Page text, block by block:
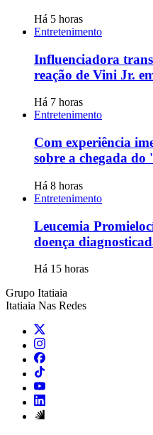
Há 5 horas
Entretenimento
Influenciadora
reação de Vini Jr.
Há 7 horas
Entretenimento
Com experiência
sobre a chegada
Há 8 horas
Entretenimento
Leucemia
doença
Há 15 horas
Grupo Itatiaia
Itatiaia Nas Redes